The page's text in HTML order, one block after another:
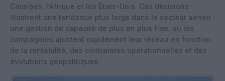
Caraïbes, l’Afrique et les États-Unis. Ces décisions
illustrent une tendance plus large dans le secteur aérien :
une gestion de capacité de plus en plus fine, où les
compagnies ajustent rapidement leur réseau en fonction
de la rentabilité, des contraintes opérationnelles et des
évolutions géopolitiques.